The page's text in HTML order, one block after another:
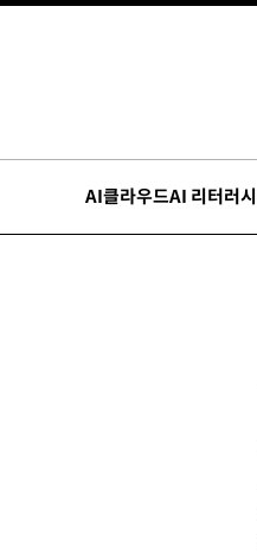
AI클라우드AI 리터러시